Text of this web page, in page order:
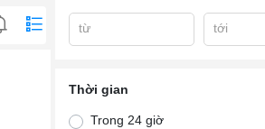
từ tới
Thời gian
Trong 24 giờ